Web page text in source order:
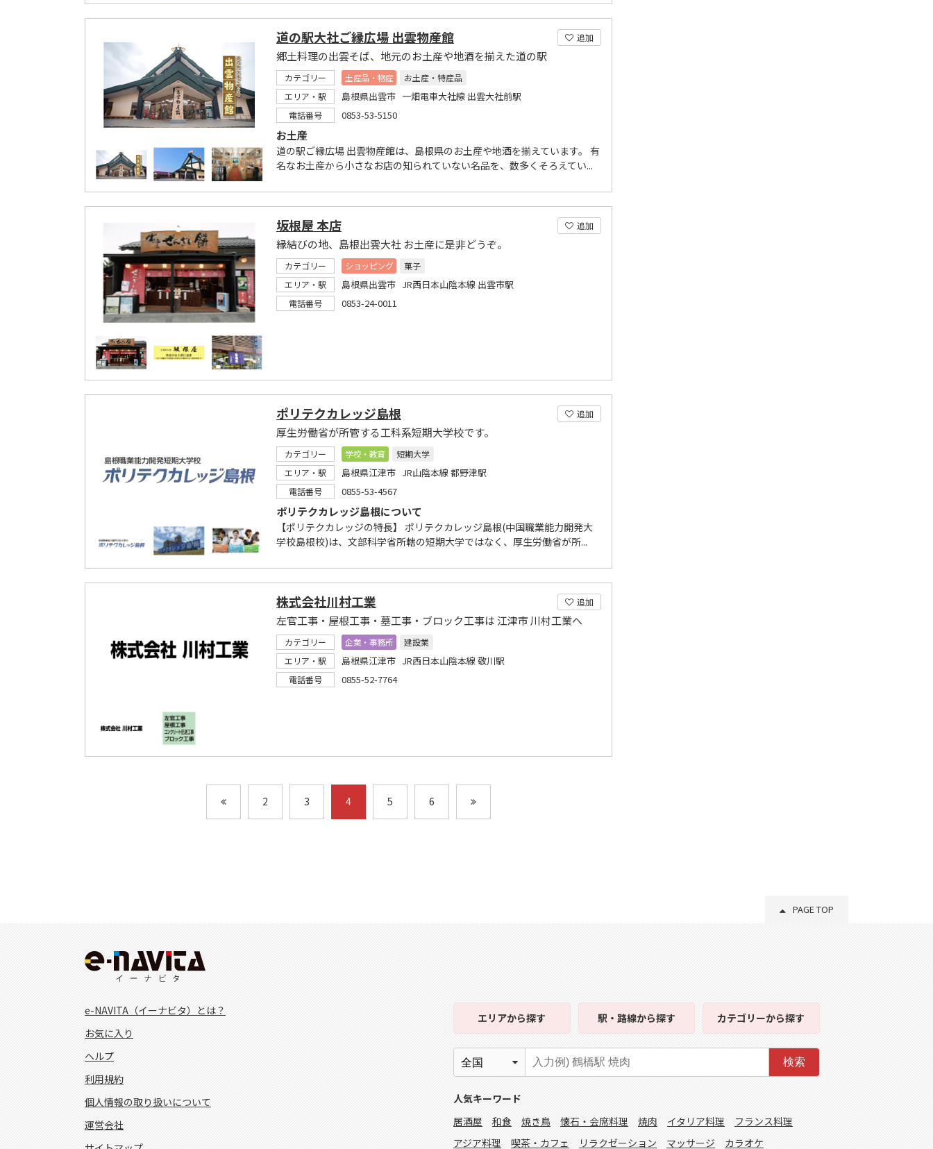
追加
道の駅大社ご縁広場 出雲物産館
郷土料理の出雲そば、地元のお土産や地酒を揃えた道の駅
カテゴリー 土産品・物産
お土産・特産品
エリア・駅
島根県出雲市 一畑電車大社線 出雲大社前駅
電話番号 0853-53-5150
お土産
道の駅ご縁広場 出雲物産館は、島根県のお土産や地酒を揃えています。 有
名なお土産から小さなお店の知られていない名品を、数多くそろえてい...
追加
坂根屋 本店
縁結びの地、島根出雲大社 お土産に是非どうぞ。
カテゴリー ショッピング
菓子
エリア・駅
島根県出雲市 JR西日本山陰本線 出雲市駅
電話番号 0853-24-0011
追加
ポリテクカレッジ島根
厚生労働省が所管する工科系短期大学校です。
カテゴリー 学校・教育
短期大学
エリア・駅
島根県江津市 JR山陰本線 都野津駅
電話番号 0855-53-4567
ポリテクカレッジ島根について
【ポリテクカレッジの特長】 ポリテクカレッジ島根(中国職業能力開発大
学校島根校)は、文部科学省所轄の短期大学ではなく、厚生労働省が所...
追加
株式会社川村工業
左官工事・屋根工事・墓工事・ブロック工事は 江津市 川村工業へ
カテゴリー 企業・事務所
建設業
エリア・駅
島根県江津市 JR西日本山陰本線 敬川駅
電話番号 0855-52-7764
2 3 4 5 6
PAGE TOP
e-NAVITA（イーナビタ）とは？
お気に入り
ヘルプ
利用規約
個人情報の取り扱いについて
運営会社
エリアから探す 駅・路線から探す カテゴリーから探す
検索
人気キーワード
居酒屋
和食 焼き鳥 懐石・会席料理 焼肉 イタリア料理
フランス料理
アジア料理
喫茶・カフェ リラクゼーション マッサージ カラオケ